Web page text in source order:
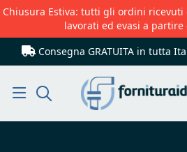
Chiusura Estiva: tutti gli ordini ricevuti
lavorati ed evasi a partire
Consegna GRATUITA in tutta